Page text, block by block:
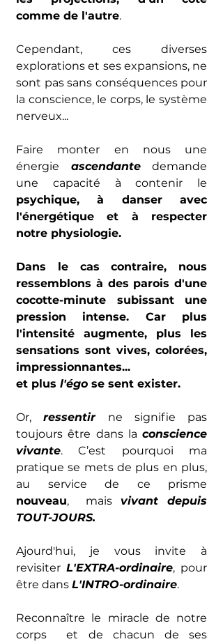
comme de l'autre.
Cependant, ces diverses
explorations et ses expansions, ne
sont pas sans conséquences pour
la conscience, le corps, le système
nerveux...
Faire monter en nous une
énergie ascendante demande
psychique, à danser avec
l'énergétique et à respecter
notre physiologie.
Dans le cas contraire, nous
ressemblons à des parois d'une
cocotte-minute subissant une
pression intense. Car plus
l'intensité augmente, plus les
sensations sont vives, colorées,
impressionnantes...
et plus l'égo se sent exister.
Or, ressentir ne signifie pas
toujours être dans la conscience
vivante. C’est pourquoi ma
pratique se mets de plus en plus,
nouveau,  mais vivant depuis
TOUT-JOURS.
Ajourd'hui, je vous invite à
revisiter L'EXTRA-ordinaire, pour
être dans L'INTRO-ordinaire.
Reconnaître le miracle de notre
corps  et de chacun de ses